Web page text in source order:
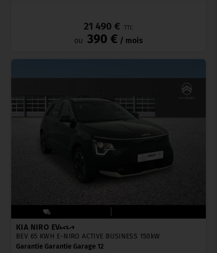
21 490 € TTC
ou 390 € / mois
KIA NIRO EV
BEV 65 KWH E-NIRO ACTIVE BUSINESS 150kW
Garantie Garantie Garage 12